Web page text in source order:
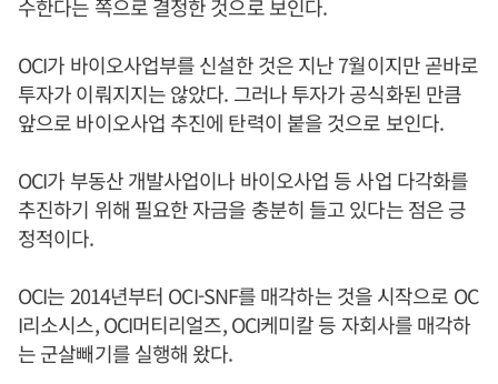
수한다는 쪽으로 결정한 것으로 보인다.
OCI가 바이오사업부를 신설한 것은 지난 7월이지만 곧바로
투자가 이뤄지지는 않았다. 그러나 투자가 공식화된 만큼
앞으로 바이오사업 추진에 탄력이 붙을 것으로 보인다.
OCI가 부동산 개발사업이나 바이오사업 등 사업 다각화를
추진하기 위해 필요한 자금을 충분히 들고 있다는 점은 긍
정적이다.
OCI는 2014년부터 OCI-SNF를 매각하는 것을 시작으로 OC
I리소시스, OCI머티리얼즈, OCI케미칼 등 자회사를 매각하
는 군살빼기를 실행해 왔다.